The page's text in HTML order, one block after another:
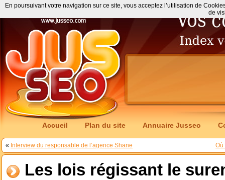
Accueil Plan du site Annuaire Jusseo
« Interview du responsable de l’agence Shane Où
Les lois régissant le
En poursuivant votre navigation sur ce site, vous acceptez l’utilisation de
de